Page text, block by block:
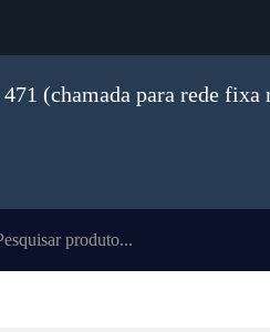
(chamada para rede fixa